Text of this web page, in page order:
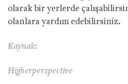
olarak bir yerlerde
olanlara yardım edebilirsiniz.
Kaynak:
Higherperspective